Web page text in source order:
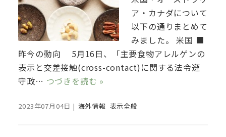
ア・カナダについて
以下の通りまとめて
みました。 米国 ■
昨今の動向 5月16日、「主要食物アレルゲンの
表示と交差接触(cross-contact)に関する法令遵
守政… つづきを読む »
2023年07月04日 | 海外情報 表示全般